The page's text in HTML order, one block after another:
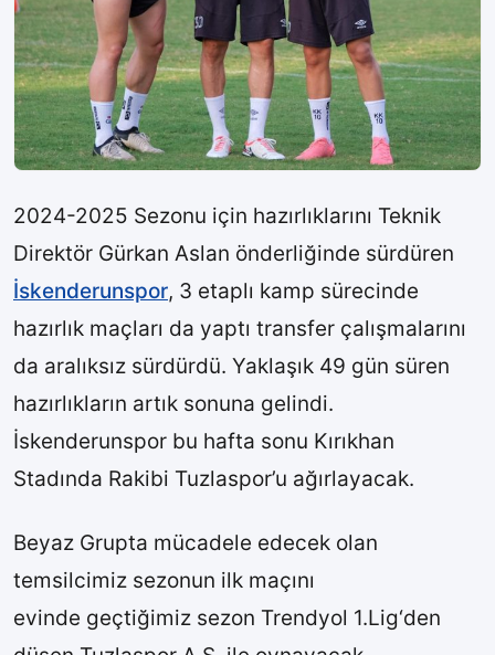
2024-2025 Sezonu için hazırlıklarını Teknik
Direktör Gürkan Aslan önderliğinde sürdüren
İskenderunspor, 3 etaplı kamp sürecinde
hazırlık maçları da yaptı transfer çalışmalarını
da aralıksız sürdürdü. Yaklaşık 49 gün süren
hazırlıkların artık sonuna gelindi.
İskenderunspor bu hafta sonu Kırıkhan
Stadında Rakibi Tuzlaspor’u ağırlayacak.
Beyaz Grupta mücadele edecek olan
temsilcimiz sezonun ilk maçını
evinde geçtiğimiz sezon Trendyol 1.Lig‘den